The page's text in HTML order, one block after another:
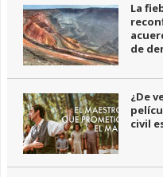
La
de
¿De
civil